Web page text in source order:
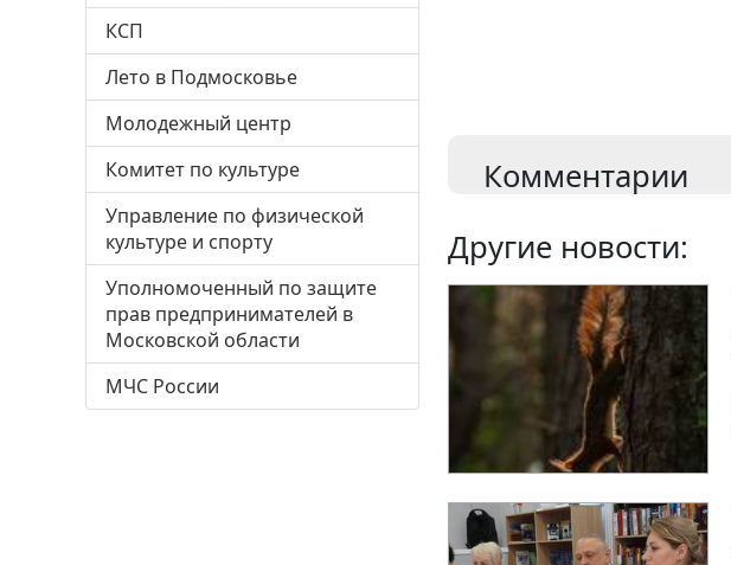
КСП
Лето в Подмосковье
Молодежный центр
Комитет по культуре
Управление по физической
культуре и спорту
Уполномоченный по защите
прав предпринимателей в
Московской области
МЧС России
Комментарии
Другие новости: